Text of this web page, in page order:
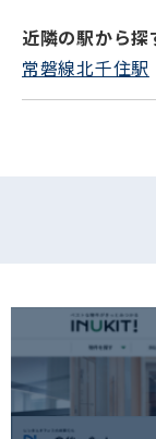
近隣の駅から探
常磐線北千住駅